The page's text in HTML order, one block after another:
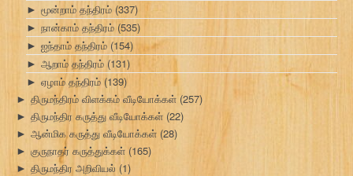
► மூன்றாம் தந்திரம் (337)
► நான்காம் தந்திரம் (535)
► ஐந்தாம் தந்திரம் (154)
► ஆறாம் தந்திரம் (131)
► ஏழாம் தந்திரம் (139)
► திருமந்திரம் விளக்கம் வீடியோக்கள்(257)
► திருமந்திர கருத்து வீடியோக்கள் (22)
► ஆன்மிக கருத்து வீடியோக்கள் (28)
► குருநாதர் கருத்துக்கள் (165)
► திருமந்திர அறிவியல் (1)